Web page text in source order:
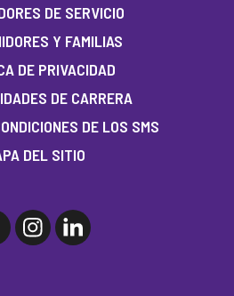
DE SERVICIO
Y FAMILIAS
DE PRIVACIDAD
DE CARRERA
DE LOS SMS
DEL SITIO